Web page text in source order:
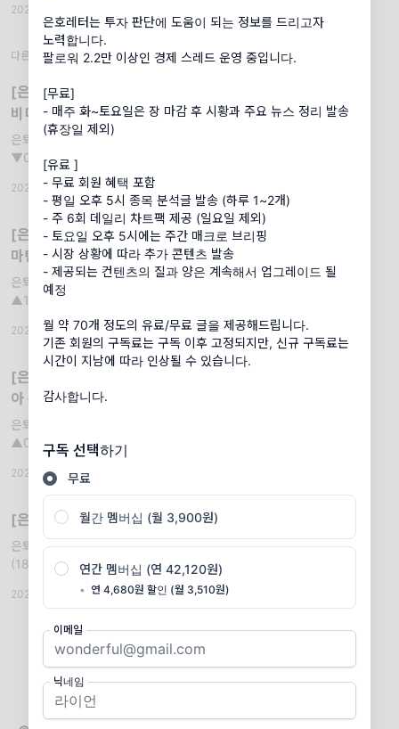
은호레터는 투자 판단에 도움이 되는 정보를 드리고자
노력합니다.
팔로워 2.2만 이상인 경제 스레드 운영 중입니다.
[무료]
- 매주 화~토요일은 장 마감 후 시황과 주요 뉴스 정리 발송
(휴장일 제외)
[유료 ]
- 무료 회원 혜택 포함
- 평일 오후 5시 종목 분석글 발송 (하루 1~2개)
- 주 6회 데일리 차트팩 제공 (일요일 제외)
- 토요일 오후 5시에는 주간 매크로 브리핑
- 시장 상황에 따라 추가 콘텐츠 발송
- 제공되는 컨텐츠의 질과 양은 계속해서 업그레이드 될
예정
월 약 70개 정도의 유료/무료 글을 제공해드립니다.
기존 회원의 구독료는 구독 이후 고정되지만, 신규 구독료는
시간이 지남에 따라 인상될 수 있습니다.
감사합니다.
구독 선택하기
무료
월간 멤버십 (월 3,900원)
연간 멤버십 (연 42,120원)
• 연 4,680원 할인 (월 3,510원)
이메일
닉네임
2024.11.28
다른 뉴스레터
[은호레터]구글 양자 컴퓨팅 칩 발표, 엔
비디아 중국 반독점 조사 직면 등 오늘의
경제 뉴스
은퇴 호소인의 경제 뉴스. 나스닥 (19,736.69)
▼0.62% S&P 500 (6,052.85) ▼0.61%
2024.12.10 · 아침 뉴스 정리 · 조회 407
[은호레터]퀄컴-Arm 소송 시작, 록히드
마틴 AI 자회사 설립 등 오늘의 경제 뉴스
은퇴 호소인의 경제 뉴스. 나스닥 (20,173.89)
▲1.24% S&P 500 (6,074.08) ▲0.38%
2024.12.17 아침 뉴스 정리 · 조회 453
[은호레터] 엔비디아 실적 예상, 엔비디
아 구글과 양자 컴퓨팅 개발 등 오늘의 경
제 뉴스
은퇴 호소인의 경제 뉴스. 나스닥 (18,791.81)
▲0.6% S&P 500 (5,893.62) ▲0.39%
2024.11.19 아침 뉴스 정리
[은호레터]24.11.07 아침 경제 뉴스
은퇴 호소인의 경제 뉴스. 나스닥
(18,983.46) ▲2.95% S&P 500
(5,929.04) ▲2.53%
2024.11.07 아침 뉴스 정리 조회 567